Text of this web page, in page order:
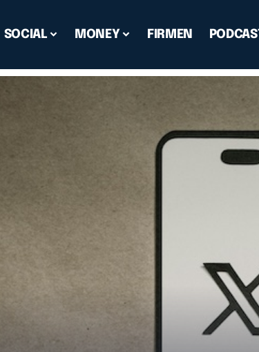
SOCIAL MONEY FIRMEN